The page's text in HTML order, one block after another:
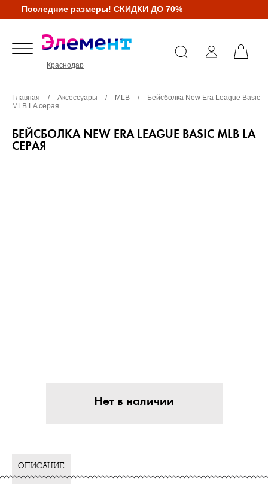
Последние размеры! СКИДКИ ДО 70%
Краснодар
Главная / Аксессуары / MLB /
Бейсболка New Era League Basic
MLB LA серая
БЕЙСБОЛКА NEW ERA LEAGUE BASIC MLB LA
СЕРАЯ
Нет в наличии
ОПИСАНИЕ